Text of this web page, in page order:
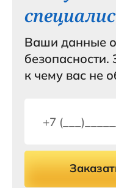
Ваши данные
к чему вас не